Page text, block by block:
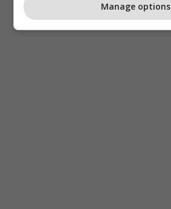
Manage options